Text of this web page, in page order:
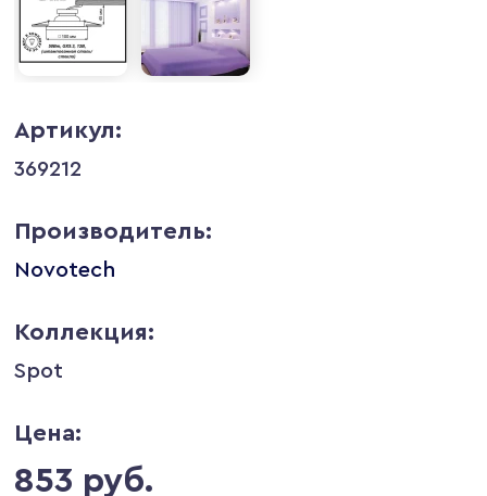
Артикул:
369212
Производитель:
Novotech
Коллекция:
Spot
Цена:
853 руб.